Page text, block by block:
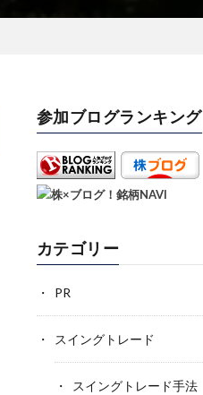
参加ブログランキング
カテゴリー
PR
スイングトレード
スイングトレード手法